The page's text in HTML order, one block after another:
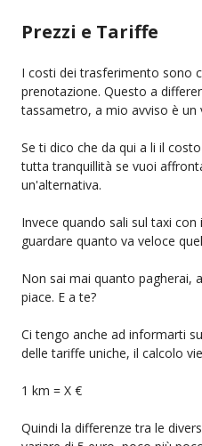
Prezzi e Tariffe
I costi dei trasferimento sono
prenotazione. Questo a
tassametro, a mio avviso è un
Se ti dico che da qui a li il
tutta tranquillità se vuoi
un'alternativa.
Invece quando sali sul taxi
guardare quanto va veloce
Non sai mai quanto pagherai,
piace. E a te?
Ci tengo anche ad informarti
delle tariffe uniche, il calcolo
1 km = X €
Quindi la differenze tra le